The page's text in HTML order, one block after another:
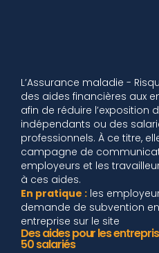
L’Assurance maladie -
des aides financières aux
afin de réduire l’exposition
indépendants ou des
professionnels. À ce titre,
campagne de
employeurs et les
à ces aides.
En pratique : les
demande de subvention
entreprise sur le site
Des aides pour les
50 salariés